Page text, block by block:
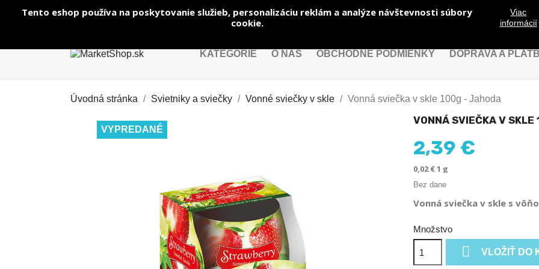
Tento eshop používa na poskytovanie služieb, personalizáciu reklám a analýze návštevnosti súbory
cookie.
Viac
informácií
Zavolajte nám:+421 944 250 569
KATEGÓRIE O NÁS OBCHODNÉ PODMIENKY DOPRAVA A
Úvodná stránka Svietniky a sviečky Vonné sviečky v skle Vonná sviečka v skle 100g - Jahoda
VYPREDANÉ
VONNÁ SVIEČKA V
2,39 €
0,02 € 1 g
Bez dane
Vonná sviečka v skle s
Množstvo
 VLOŽIŤ DO